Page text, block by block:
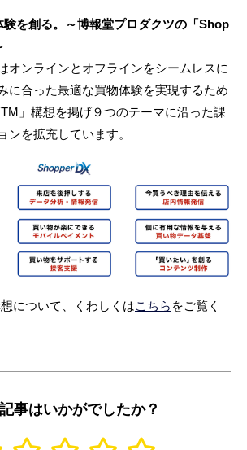
を創る。～博報堂プロダクツの「Shop
オンラインとオフラインをシームレスに
に合った最適な買物体験を実現するため
」構想を掲げ９つのテーマに沿った課
ンを拡充しています。
想について、くわしくはこちら をご覧く
事はいかがでしたか？